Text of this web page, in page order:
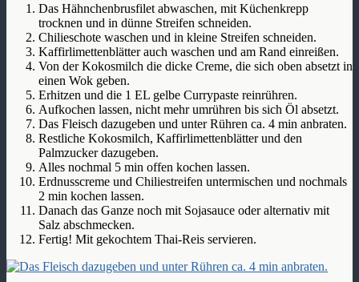
Das Hähnchenbrusfilet abwaschen, mit Küchenkrepp
trocknen und in dünne Streifen schneiden.
Chilieschote waschen und in kleine Streifen schneiden.
Kaffirlimettenblätter auch waschen und am Rand einreißen.
Von der Kokosmilch die dicke Creme, die sich oben absetzt in
einen Wok geben.
Erhitzen und die 1 EL gelbe Currypaste reinrühren.
Aufkochen lassen, nicht mehr umrühren bis sich Öl absetzt.
Das Fleisch dazugeben und unter Rühren ca. 4 min anbraten.
Restliche Kokosmilch, Kaffirlimettenblätter und den
Palmzucker dazugeben.
Alles nochmal 5 min offen kochen lassen.
Erdnusscreme und Chiliestreifen untermischen und nochmals
2 min kochen lassen.
Danach das Ganze noch mit Sojasauce oder alternativ mit
Salz abschmecken.
Fertig! Mit gekochtem Thai-Reis servieren.